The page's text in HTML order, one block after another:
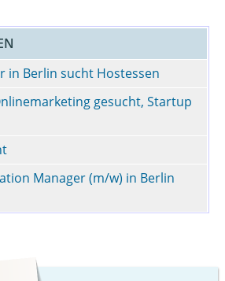
in Berlin sucht Hostessen
gesucht, Startup
Manager (m/w) in Berlin